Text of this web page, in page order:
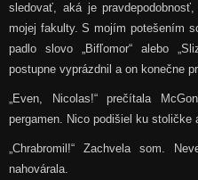
sledovať, aká je
mojej fakulty. S mojím potešením
padlo slovo „Bifľomor“alebo
postupne vyprázdnil a on konečne
„Even, Nicolas!“prečítala
pergamen. Nico podišiel ku
„Chrabromil!“Zachvela som.
nahovárala.